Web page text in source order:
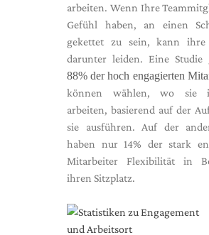
arbeiten. Wenn Ihre
Gefühl haben, an einen
gekettet zu sein, kann ihre
darunter leiden. Eine Studie
88% der hoch engagierten
können wählen, wo sie
arbeiten, basierend auf der
sie ausführen. Auf der
haben nur 14% der stark
Mitarbeiter Flexibilität in
ihren Sitzplatz.